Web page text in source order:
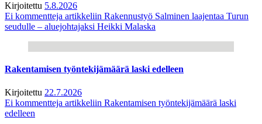
Kirjoitettu 5.8.2026
Ei kommentteja artikkeliin Rakennustyö Salminen laajentaa Turun
seudulle – aluejohtajaksi Heikki Malaska
Rakentamisen työntekijämäärä laski edelleen
Kirjoitettu 22.7.2026
Ei kommentteja artikkeliin Rakentamisen työntekijämäärä laski
edelleen